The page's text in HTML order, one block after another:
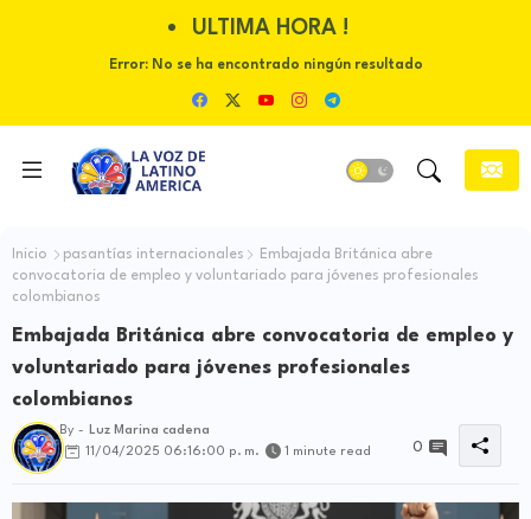
ULTIMA HORA !
Error:No se ha encontrado ningún resultado
Inicio pasantías internacionales
Embajada Británica abre
convocatoria de empleo y voluntariado para jóvenes profesionales
colombianos
Embajada Británica abre convocatoria de empleo y
voluntariado para jóvenes profesionales
colombianos
By -
Luz Marina cadena
11/04/2025 06:16:00 p. m.
1 minute read 0